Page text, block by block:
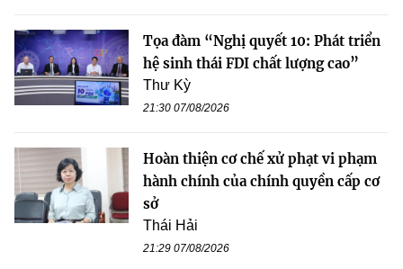
Tọa đàm “Nghị quyết 10: Phát triển
hệ sinh thái FDI chất lượng cao”
Thư Kỳ
21:30 07/08/2026
Hoàn thiện cơ chế xử phạt vi phạm
hành chính của chính quyền cấp cơ
sở
Thái Hải
21:29 07/08/2026